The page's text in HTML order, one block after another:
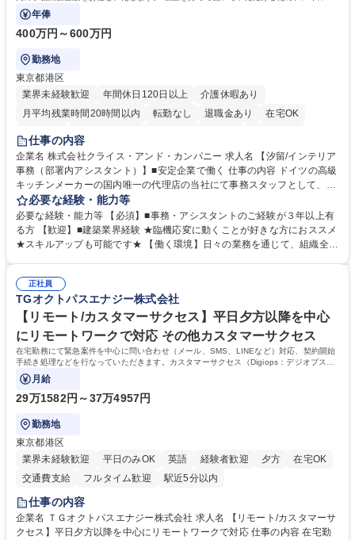
ップも可能です。
年俸
400万円～600万円
勤務地
東京都港区
業界未経験歓迎
年間休日120日以上
介護休暇あり
月平均残業時間20時間以内
転勤なし 退職金あり
在宅OK
育休あり
完全週休2日制
駅近5分以内
土日祝休み
仕事の内容
企業名 株式会社クライス・アンド・カンパニー 求人名 【汐留/インテリア
事務（部署内アシスタント）】■安定企業で働く 仕事の内容 ドイツの高級
キッチンメーカーの国内唯一の代理店の当社にて事務スタッフとして、部
署内の事務業務全般をお任せいたします。 裁量を持って働いていただける
ため、スキルアップも可能です。 【部署内の事務業務全般】 ■サンプルの
仕分け・整理 ■電話応対 ■書類作成（会議資料、お客様宛請求書、支払書
類を取りまとめて経理へ提出等） ■ショールームアテンド・運営・予約業
インテリア事務（部署内アシスタント）】■安定企業で働く
必要な経験・能力等
必要な経験・能力等 【必須】■事務・アシスタントのご経験が３年以上有
る方 【歓迎】■建築業界経験 ★臨機応変に動くことが好きな方におススメ
★スキルアップも可能です★ 【働く環境】日々の業務を通じて、組織全体
ームとの協力や新しいアイデアを活かす場もあり、やりがいを感じながら
働けます。 【歓迎】 ■インテリアの業界のご経験が有る方■PCの作業に慣
れている方 学歴・資格 学歴：大学院 大学 高専 短大 専修学校 語学力： 資
格：
正社員
TGオクトパスエナジー株式会社
【リモート/カスタマーサクセス】平日夕方以降を中心
にリモートワークで対応 その他カスタマーサクセス
在宅勤務にて緊急案件を中心に問い合わせ（メール、SMS、LINEなど）対応、契約開始
手続き処理などを行なっていただきます。カスタマーサクセス（Digiops：デジオプス）
と運用構築の業務となります。
月給
29万1582円～37万4957円
勤務地
東京都港区
業界未経験歓迎
平日のみOK 英語 経験者歓迎 夕方
在宅OK
交通費支給
フルタイム歓迎 駅近5分以内
仕事の内容
企業名 ＴＧオクトパスエナジー株式会社 求人名 【リモート/カスタマーサ
クセス】平日夕方以降を中心にリモートワークで対応 仕事の内容 在宅勤